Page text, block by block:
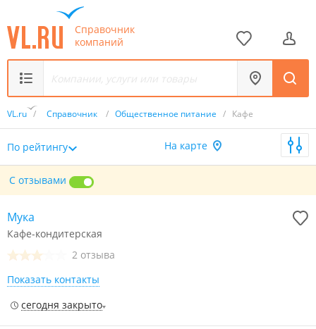
Справочник
компаний
VL.ru / Справочник / Общественное питание / Кафе
По рейтингу На карте
С отзывами
Мука
Кафе-кондитерская
2 отзыва
Показать контакты
сегодня закрыто